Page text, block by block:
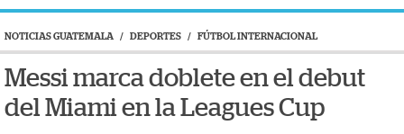
NOTICIAS GUATEMALA / DEPORTES / FÚTBOL INTERNACIONAL
Messi marca doblete en el debut
del Miami en la Leagues Cup